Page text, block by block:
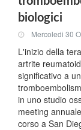
biologici
Mercoledi 30
L'inizio della
artrite
significativo a
in uno studio
meeting
corso a San